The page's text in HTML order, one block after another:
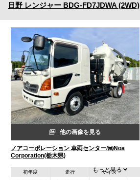
日野 レンジャー BDG-FD7JDWA (2WD)
他の画像を見る
ノアコーポレーション 車両センター/㈱Noa
Corporation(栃木県)
初年度 走行 サイズ
もっと見る